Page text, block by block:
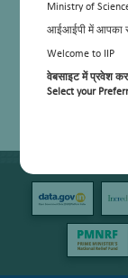
Ministry of
आईआईपी में आपका
Welcome to IIP
वेबसाइट में प्रवेश
Select your